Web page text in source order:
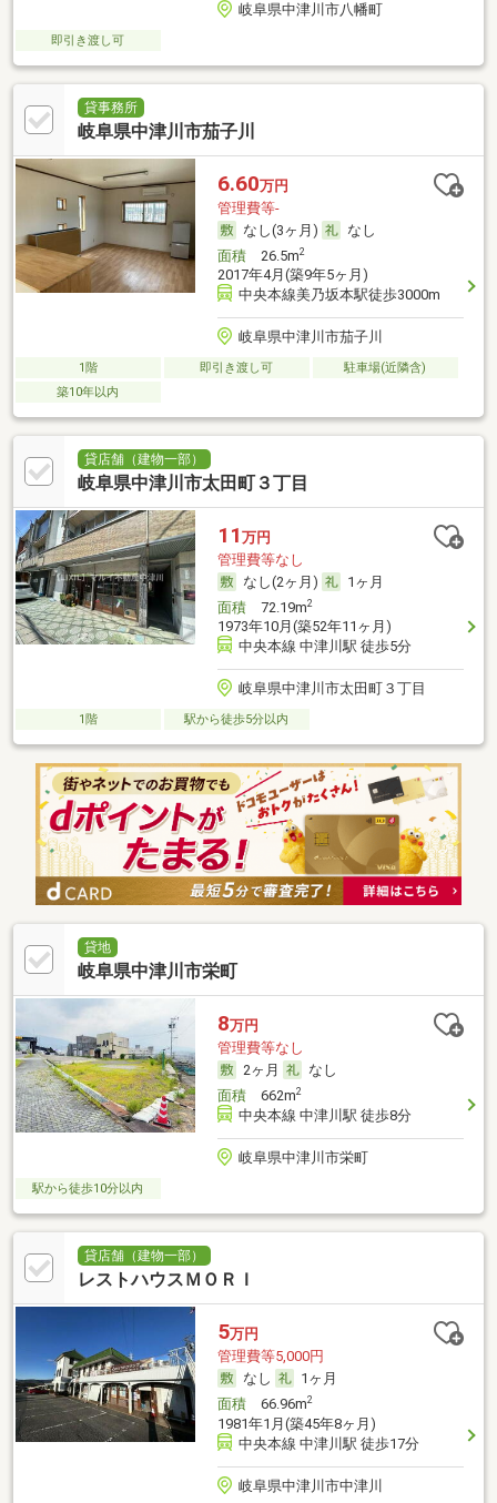
岐阜県中津川市八幡町
即引き渡し可
貸事務所
岐阜県中津川市茄子川
6.60万円
管理費等-
なし(3ヶ月)
なし
面積26.5m2
2017年4月(築9年5ヶ月)
中央本線美乃坂本駅徒歩3000m
岐阜県中津川市茄子川
1階 即引き渡し可
駐車場(近隣含)
築10年以内
貸店舗（建物一部）
岐阜県中津川市太田町３丁目
11 万円
管理費等なし
なし(2ヶ月)
1ヶ月
面積72.19m2
1973年10月(築52年11ヶ月)
中央本線 中津川駅 徒歩5分
岐阜県中津川市太田町３丁目
1階 駅から徒歩5分以内
貸地
岐阜県中津川市栄町
8万円
管理費等なし
2ヶ月
なし
面積662m2
中央本線 中津川駅 徒歩8分
岐阜県中津川市栄町
駅から徒歩10分以内
貸店舗（建物一部）
レストハウスＭＯＲＩ
5万円
管理費等5,000円
なし
1ヶ月
面積66.96m2
1981年1月(築45年8ヶ月)
中央本線 中津川駅 徒歩17分
岐阜県中津川市中津川